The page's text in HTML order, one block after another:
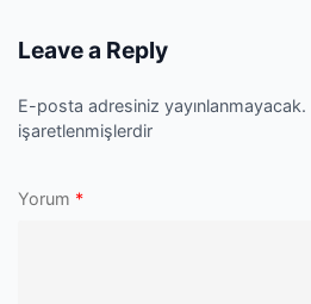
Leave a Reply
E-posta adresiniz yayınlanmayacak.
işaretlenmişlerdir
Yorum *